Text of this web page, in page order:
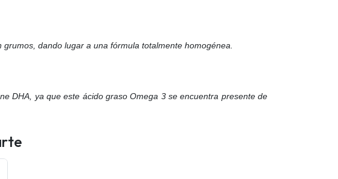
dando lugar a una fórmula totalmente homogénea.
DHA, ya que este ácido graso Omega 3 se encuentra presente de